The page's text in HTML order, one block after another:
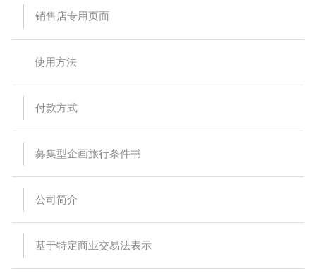
销售店专用页面
使用方法
付款方式
募集型企画旅行条件书
公司简介
基于特定商业交易法表示